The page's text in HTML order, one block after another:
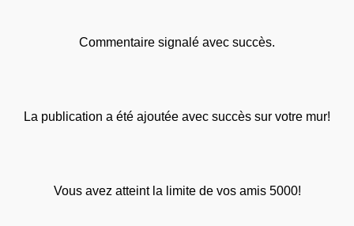
Commentaire signalé avec succès.
La publication a été ajoutée avec succès sur votre mur!
Vous avez atteint la limite de vos amis 5000!